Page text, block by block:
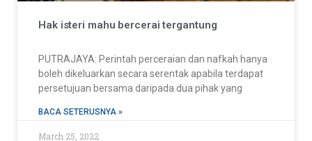
Hak isteri mahu bercerai tergantung
PUTRAJAYA: Perintah perceraian dan nafkah hanya
boleh dikeluarkan secara serentak apabila terdapat
persetujuan bersama daripada dua pihak yang
BACA SETERUSNYA »
March 25, 2022